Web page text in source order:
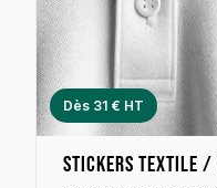
Dès 31 € HT
Stickers textile /